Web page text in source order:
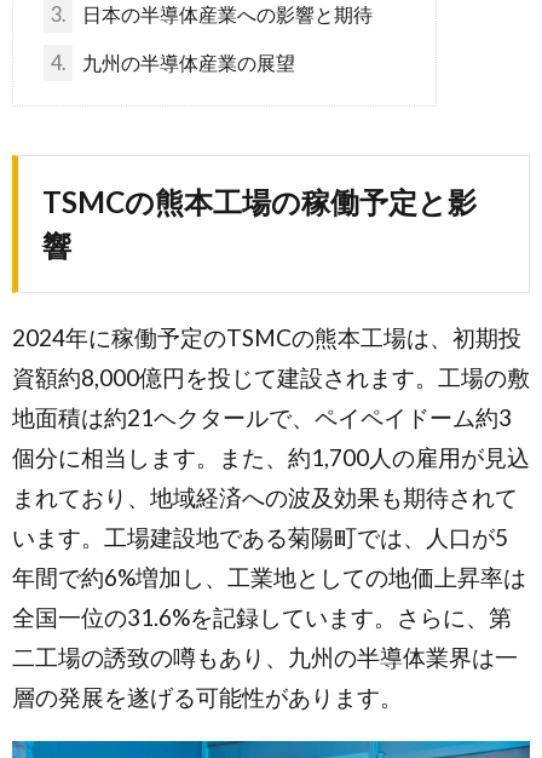
3. 日本の半導体産業への影響と期待
4. 九州の半導体産業の展望
TSMCの熊本工場の稼働予定と影
響
2024年に稼働予定のTSMCの熊本工場は、初期投
資額約8,000億円を投じて建設されます。工場の敷
地面積は約21ヘクタールで、ペイペイドーム約3
個分に相当します。また、約1,700人の雇用が見込
まれており、地域経済への波及効果も期待されて
います。工場建設地である菊陽町では、人口が5
年間で約6%増加し、工業地としての地価上昇率は
全国一位の31.6%を記録しています。さらに、第
二工場の誘致の噂もあり、九州の半導体業界は一
層の発展を遂げる可能性があります。